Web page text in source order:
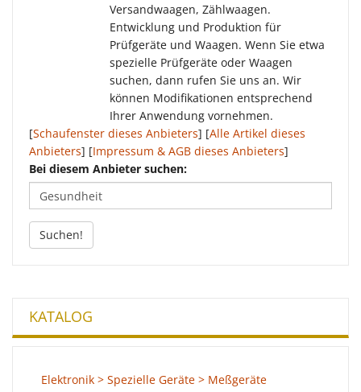
Versandwaagen, Zählwaagen.
Entwicklung und Produktion für
Prüfgeräte und Waagen. Wenn Sie etwa
spezielle Prüfgeräte oder Waagen
suchen, dann rufen Sie uns an. Wir
können Modifikationen entsprechend
Ihrer Anwendung vornehmen.
[Schaufenster dieses Anbieters] [Alle Artikel dieses
Anbieters] [Impressum & AGB dieses Anbieters]
Bei diesem Anbieter suchen:
Suchen!
KATALOG
Elektronik > Spezielle Geräte > Meßgeräte